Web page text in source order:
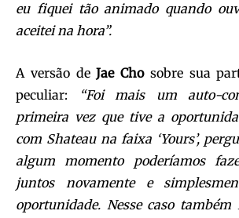
eu fiquei tão animado quando
aceitei na hora”.
A versão deJae Chosobre sua
peculiar: “Foi mais um auto-
primeira vez que tive a
com Shateauna faixa ‘Yours’,
algum momento poderíamos
juntos novamente e
oportunidade. Nesse caso também